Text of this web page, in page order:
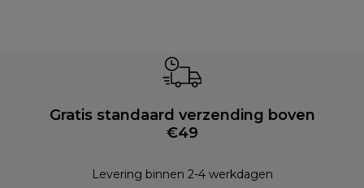
Gratis standaard verzending boven
€49
Levering binnen 2-4 werkdagen